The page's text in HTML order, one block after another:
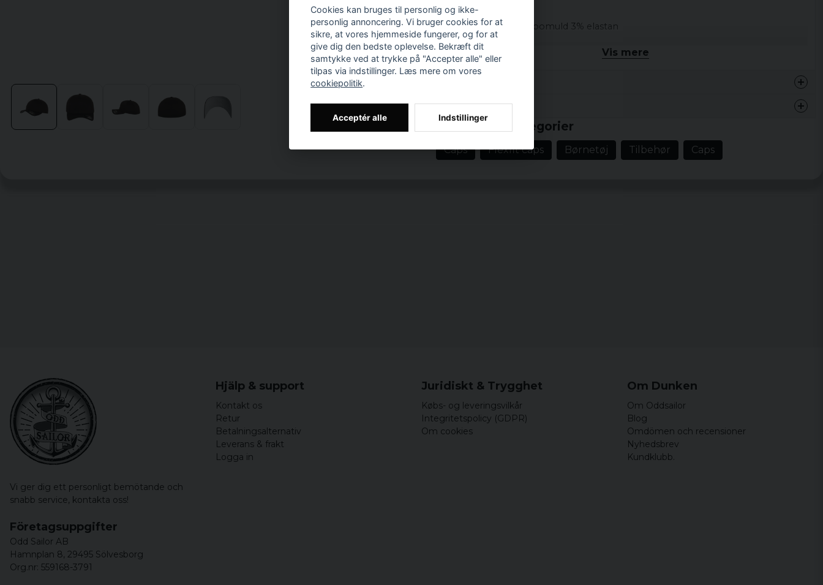
Materialer:
63% polyester 34% bomuld 3% elastan
Vis mere
Leif
Klockren passform o snygg kepa.
Prishistorik
Relaterede kategorier
Caps Flexfit caps Børnetøj Tilbehør Caps
Vi ger dig ett personligt bemötande och
snabb service, kontakta oss!
Hjälp & support
Kontakt os
Retur
Betalningsalternativ
Leverans & frakt
Logga in
Juridiskt & Trygghet
Købs- og leveringsvilkår
Integritetspolicy (GDPR)
Om cookies
Om Dunken
Om Oddsailor
Blog
Omdömen och recensioner
Nyhedsbrev
Kundklubb.
Företagsuppgifter
Odd Sailor AB
Hamnplan 8, 29495 Sölvesborg
Org.nr: 559168-3791
Cookies kan bruges til personlig og ikke-
personlig annoncering. Vi bruger cookies for at
sikre, at vores hjemmeside fungerer, og for at
give dig den bedste oplevelse. Bekræft dit
samtykke ved at trykke på "Accepter alle" eller
tilpas via indstillinger. Læs mere om vores
cookiepolitik.
Acceptér alle Indstillinger